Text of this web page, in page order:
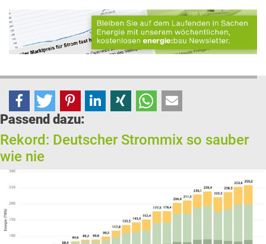
Passend dazu:
Rekord: Deutscher Strommix so sauber
wie nie